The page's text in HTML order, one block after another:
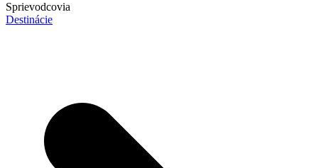
Sprievodcovia
Destinácie